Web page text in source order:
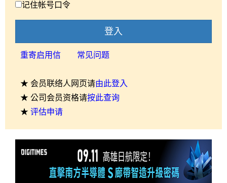
记住帐号口令
登入
重寄启用信 常见问题
★ 会员联络人网页请由此登入
★ 公司会员资格请按此查询
★ 评估申请